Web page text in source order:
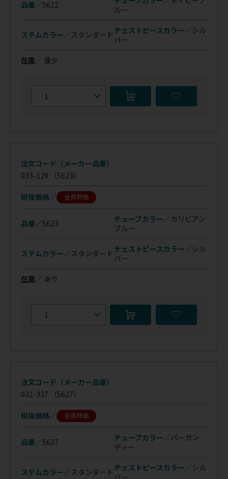
品番／5622
ルー
ステムカラー／ スタンダード チェストピースカラー／シル
バー
在庫 ／ 僅少
注文コード（メーカー品番）
033-129 （5623）
税抜価格 会員特価
品番／5623 チューブカラー／カリビアン
ブルー
ステムカラー／ スタンダード チェストピースカラー／シル
バー
在庫 ／ あり
注文コード（メーカー品番）
031-337 （5627）
税抜価格 会員特価
品番／5627 チューブカラー／バーガン
ディー
ステムカラー／ スタンダード チェストピースカラー／シル
バー